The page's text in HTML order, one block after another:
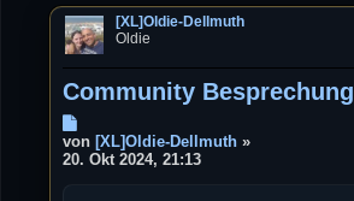
[XL]Oldie-Dellmuth
Oldie
Community Besprechung
e
von [XL]Oldie-Dellmuth »
20. Okt 2024, 21:13